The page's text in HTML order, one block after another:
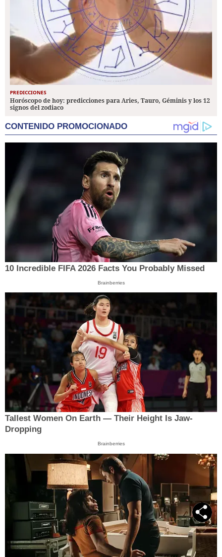
PREDICCIONES
Horóscopo de hoy: predicciones para Aries, Tauro, Géminis y los 12
signos del zodiaco
CONTENIDO PROMOCIONADO
10 Incredible FIFA 2026 Facts You Probably Missed
Brainberries
Tallest Women On Earth — Their Height Is Jaw-
Dropping
Brainberries